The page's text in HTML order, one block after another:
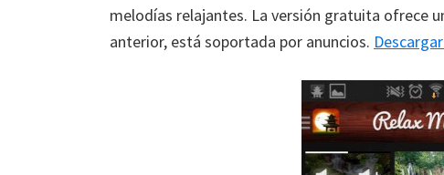
melodías relajantes. La versión gratuita ofrece
anterior, está soportada por anuncios.